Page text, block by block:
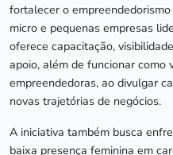
fortalecer o
micro e pequenas empresas
oferece capacitação,
apoio, além de funcionar como
empreendedoras, ao divulgar
novas trajetórias de negócios.
A iniciativa também busca
baixa presença feminina em